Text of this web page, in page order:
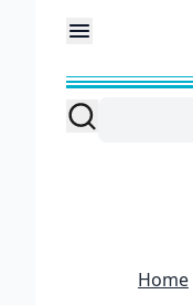
Home